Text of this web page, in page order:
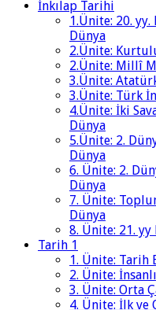
İnkılap Tarihi
1.Ünite: 20. yy.
Dünya
2.Ünite:
2.Ünite: Millî
3.Ünite:
3.Ünite: Türk
4.Ünite: İki
Dünya
5.Ünite: 2.
Dünya
6. Ünite: 2.
Dünya
7. Ünite:
Dünya
8. Ünite: 21.
Tarih 1
1. Ünite: Tarih
2. Ünite:
3. Ünite: Orta
4. Ünite: İlk ve